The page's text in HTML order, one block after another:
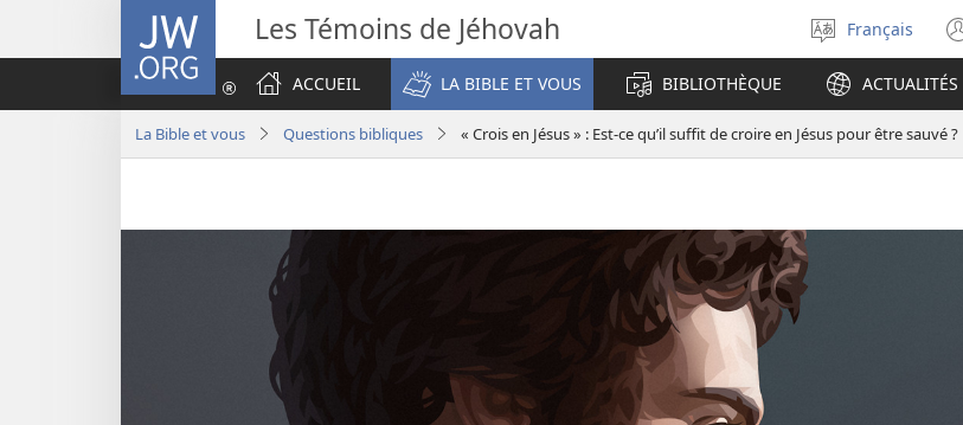
JW.ORG Les Témoins de Jéhovah
Sélectionner
la
langue
Français
ACCUEIL
LA BIBLE ET VOUS BIBLIOTHÈQUE ACTUALITÉS
La Bible et vous Questions bibliques « Crois en Jésus » : Est-ce qu’il suffit de croire en Jésus pour être sauvé ?